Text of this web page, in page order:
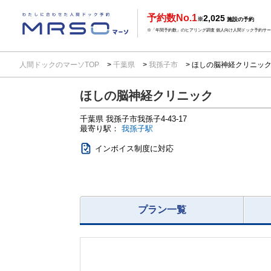
予約数No.1※2,025 施設の予約
※「年間予約数」のヒアリング調査 個人向け人間ドック予約サ
人間ドックのマーソTOP 千葉県 我孫子市 ほしの脳神経クリニッ
ほしの脳神経クリニック
千葉県 我孫子市我孫子4-43-17
最寄り駅： 我孫子駅
インボイス制度に対応
プラン一覧